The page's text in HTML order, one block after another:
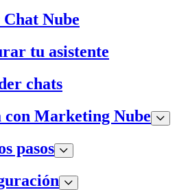
Nube
tu asistente
chats
con Marketing Nube
pasos